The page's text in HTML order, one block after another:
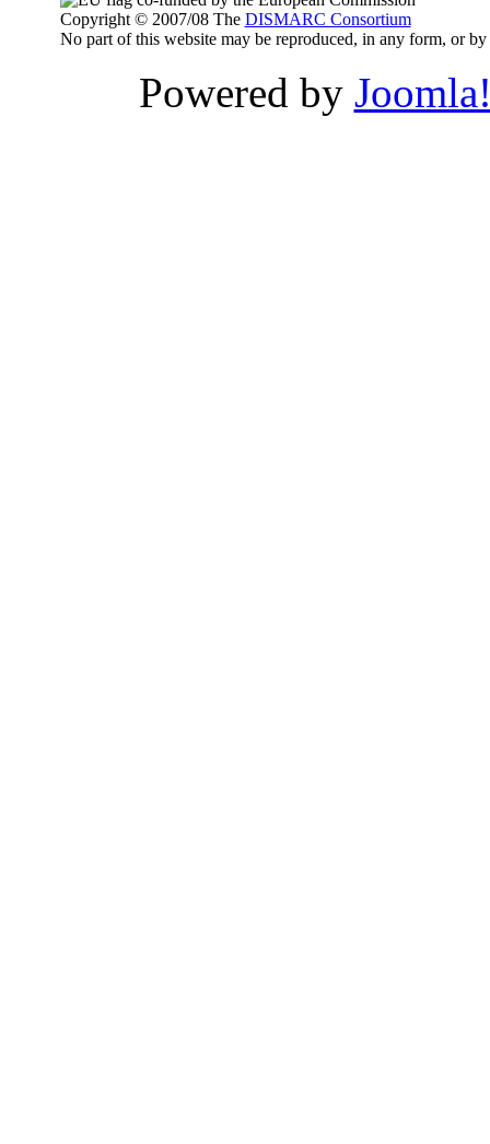
Copyright © 2007/08 The DISMARC Consortium
No part of this website may be reproduced, in any form, or
Powered by